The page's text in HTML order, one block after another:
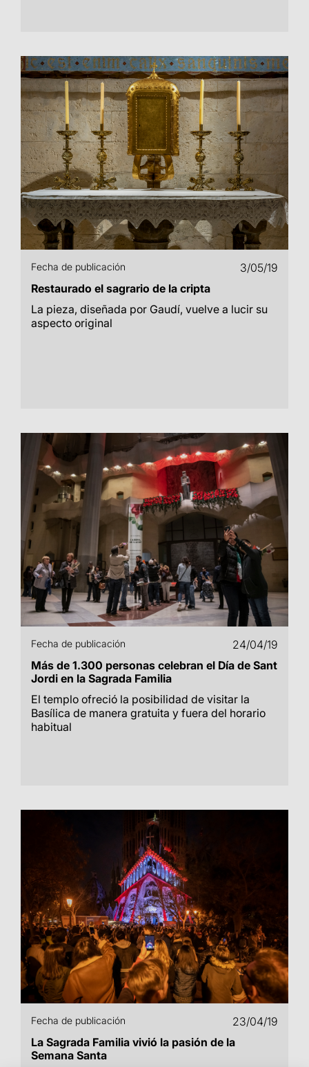
Fecha de publicación
3/05/19
Restaurado el sagrario de la cripta
La pieza, diseñada por Gaudí, vuelve a lucir su
aspecto original
Fecha de publicación
24/04/19
Más de 1.300 personas celebran el Día de Sant
Jordi en la Sagrada Familia
El templo ofreció la posibilidad de visitar la
Basílica de manera gratuita y fuera del horario
habitual
Fecha de publicación
23/04/19
La Sagrada Familia vivió la pasión de la
Semana Santa